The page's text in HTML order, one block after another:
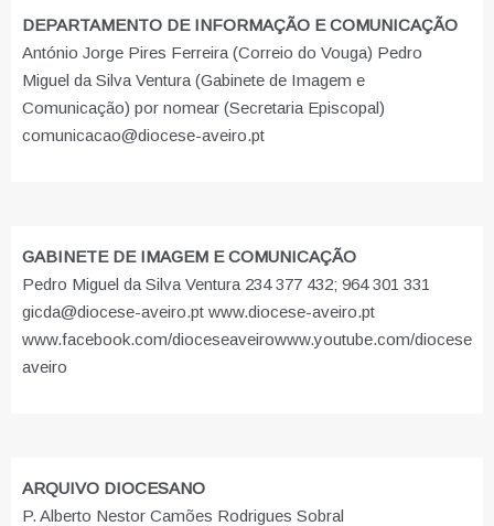
DEPARTAMENTO DE INFORMAÇÃO E COMUNICAÇÃO
António Jorge Pires Ferreira (Correio do Vouga) Pedro
Miguel da Silva Ventura (Gabinete de Imagem e
Comunicação) por nomear (Secretaria Episcopal)
comunicacao@diocese-aveiro.pt
GABINETE DE IMAGEM E COMUNICAÇÃO
Pedro Miguel da Silva Ventura 234 377 432; 964 301 331
gicda@diocese-aveiro.pt www.diocese-aveiro.pt
www.facebook.com/dioceseaveirowww.youtube.com/diocese
aveiro
ARQUIVO DIOCESANO
P. Alberto Nestor Camões Rodrigues Sobral